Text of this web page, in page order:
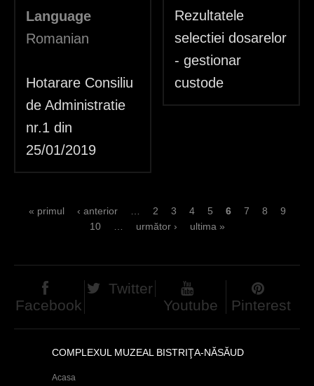
Rezultatele
selectiei dosarelor
- gestionar
custode
Language
Romanian
Hotarare Consiliu
de Administratie
nr.1 din
25/01/2019
g
s
« primul ‹ anterior … 2 3 4 5 6 7 8
9
10
… următor › ultima »
Facebook
Twitter
Youtube
Pinterest
COMPLEXUL MUZEAL BISTRIŢA-NĂSĂUD
Acasa